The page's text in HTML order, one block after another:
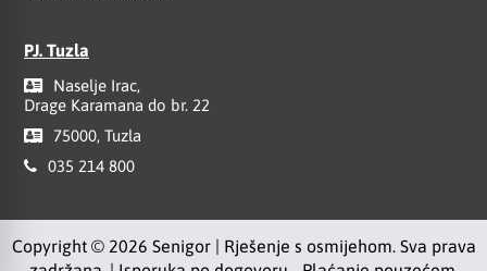
PJ. Tuzla
Naselje Irac,
Drage Karamana do br. 22
75000, Tuzla
035 214 800
Copyright © 2026 Senigor | Rješenje s osmijehom. Sva prava